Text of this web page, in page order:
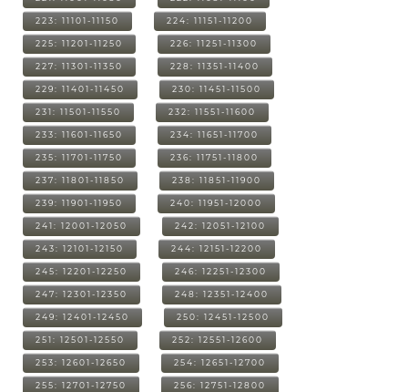
223: 11101-11150 224: 11151-11200
225: 11201-11250 226: 11251-11300
227: 11301-11350 228: 11351-11400
229: 11401-11450 230: 11451-11500
231: 11501-11550 232: 11551-11600
233: 11601-11650 234: 11651-11700
235: 11701-11750 236: 11751-11800
237: 11801-11850 238: 11851-11900
239: 11901-11950 240: 11951-12000
241: 12001-12050 242: 12051-12100
243: 12101-12150 244: 12151-12200
245: 12201-12250 246: 12251-12300
247: 12301-12350 248: 12351-12400
249: 12401-12450 250: 12451-12500
251: 12501-12550 252: 12551-12600
253: 12601-12650 254: 12651-12700
255: 12701-12750 256: 12751-12800